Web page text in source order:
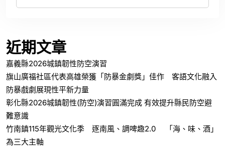
近期文章
嘉義縣2026城鎮韌性防空演習
旗山廣福社區代表高雄榮獲「防暴金劇獎」佳作 客語文化融入
防暴戲劇展現性平新力量
彰化縣2026城鎮韌性(防空)演習圓滿完成 有效提升縣民防空避
難意識
竹南鎮115年觀光文化季 逐南風、調啤趣2.0 「海、味、酒」
為三大主軸